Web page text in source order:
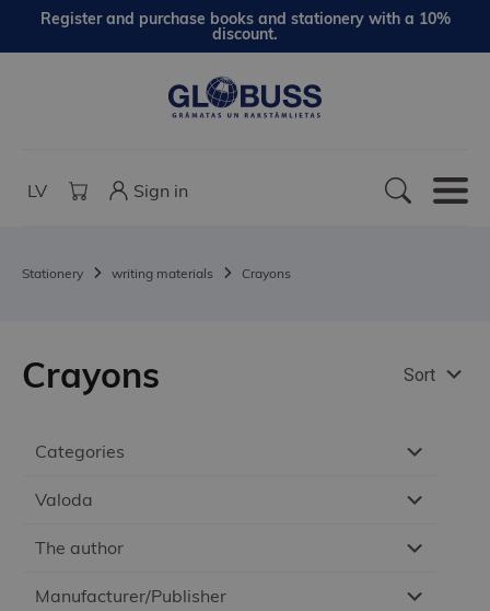
Register and purchase books and stationery with a 10%
discount.
LV Sign in
Stationery writing materials Crayons
Categories
Valoda
The author
Manufacturer/Publisher
Crayons Sort